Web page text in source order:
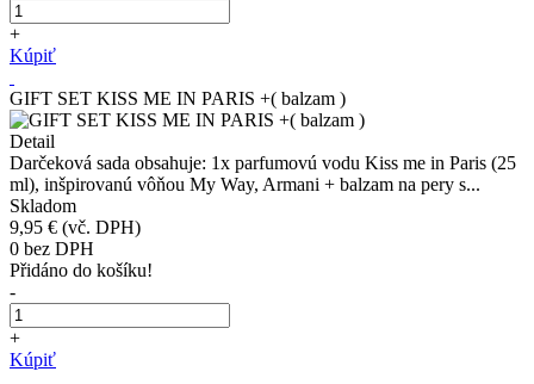
+
Kúpiť
GIFT SET KISS ME IN PARIS +( balzam )
Detail
Darčeková sada obsahuje: 1x parfumovú vodu Kiss me in Paris (25
ml), inšpirovanú vôňou My Way, Armani + balzam na pery s...
Skladom
9,95 € (vč. DPH)
0 bez DPH
Přidáno do košíku!
-
+
Kúpiť